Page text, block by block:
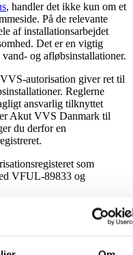
, handler det ikke kun om et
På de relevante
af installationsarbejdet
Det er en vigtig
og afløbsinstallationer.
autorisation giver ret til
Reglerne
ansvarlig tilknyttet
Akut VVS Danmark til
du derfor en
som
VFUL-89833 og
især ved opgaver
eller ulovlige
bør være på plads.